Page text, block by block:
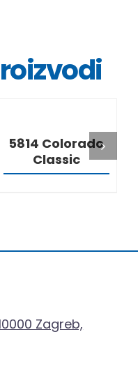
5814 Colorado
Classic
Zagreb,